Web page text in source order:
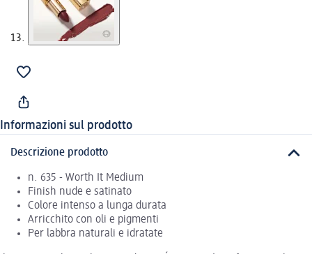
Informazioni sul prodotto
Descrizione prodotto
n. 635 - Worth It Medium
Finish nude e satinato
Colore intenso a lunga durata
Arricchito con oli e pigmenti
Per labbra naturali e idratate